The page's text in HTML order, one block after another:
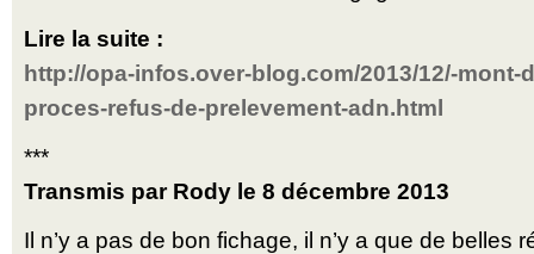
Lire la suite :
http://opa-infos.over-blog.com/2013/12/-mont-
proces-refus-de-prelevement-adn.html
***
Transmis par Rody le 8 décembre 2013
Il n’y a pas de bon fichage, il n’y a que de belles